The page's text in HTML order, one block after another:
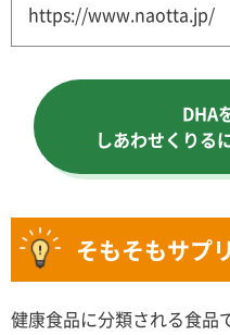
https://www.naotta.jp/
DHA
しあわせくりる
そもそもサプ
健康食品に分類される食品